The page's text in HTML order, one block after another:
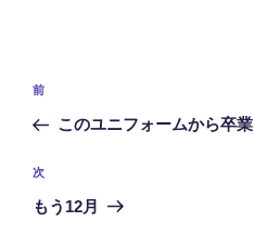
投
ナ
ビ
ゲ
過
去
投
稿
前
このユニフォームから卒業
次
の
次
もう12月